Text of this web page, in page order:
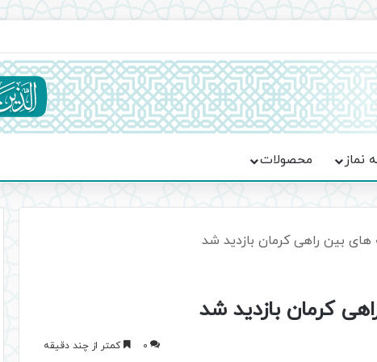
حماسه، استقامت و تمدن‌سازی امت اسلامی
نماز محصولات
های بین راهی کرمان بازدید شد
کرمان بازدید شد
0 کمتر از چند دقیقه